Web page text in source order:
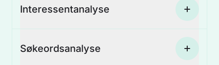
Interessentanalyse
Søkeordsanalyse
Kontakt
+47 233 66 120
hei@nucleus.no
Personvernerklæring
Kundeliste